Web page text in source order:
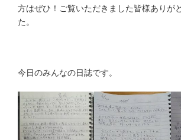
方はぜひ！ご覧いただきました皆様ありが
た。
今日のみんなの日誌です。